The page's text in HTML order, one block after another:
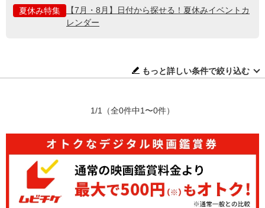
夏休み特集
【7月・8月】日付から探せる！夏休みイベントカ
レンダー
もっと詳しい条件で絞り込む
1/1 （全0件中1〜0件）